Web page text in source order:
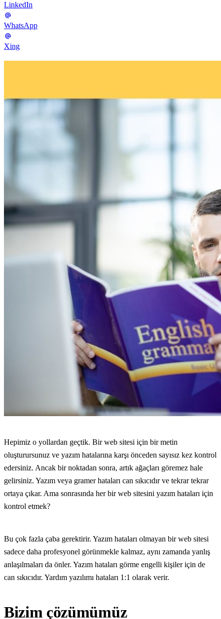
LinkedIn
WhatsApp
Xing
Hepimiz o yollardan geçtik. Bir web sitesi için bir metin
oluşturursunuz ve yazım hatalarına karşı önceden sayısız kez kontrol
edersiniz. Ancak bir noktadan sonra, artık ağaçları göremez hale
gelirsiniz. Yazım veya gramer hataları can sıkıcıdır ve tekrar tekrar
ortaya çıkar. Ama sonrasında her bir web sitesini yazım hataları için
kontrol etmek?
Bu çok fazla çaba gerektirir. Yazım hataları olmayan bir web sitesi
sadece daha profesyonel görünmekle kalmaz, aynı zamanda yanlış
anlaşılmaları da önler. Yazım hataları görme engelli kişiler için de
can sıkıcıdır. Yardım yazılımı hataları 1:1 olarak verir.
Bizim çözümümüz